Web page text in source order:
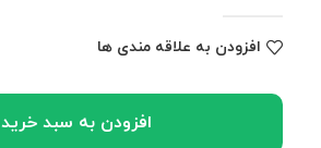
افزودن به علاقه مندی ها
افزودن به سبد خرید